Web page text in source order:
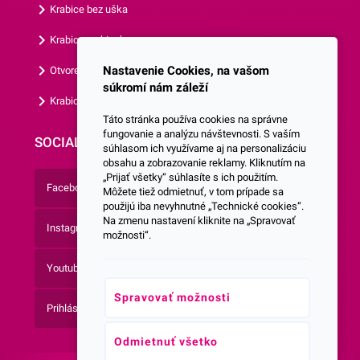
Krabice bez uška
Krabice s okienkom
Otvorená krabica
Krabice s vlastným logom
SOCIALNE SIETE
Facebook
Instagram
Youtube
Prihlásenie do Newsletteru
Nastavenie Cookies, na vašom
súkromí nám záleží
Táto stránka používa cookies na správne
fungovanie a analýzu návštevnosti. S vaším
súhlasom ich využívame aj na personalizáciu
obsahu a zobrazovanie reklamy. Kliknutím na
„Prijať všetky“ súhlasíte s ich použitím.
Môžete tiež odmietnuť, v tom prípade sa
použijú iba nevyhnutné „Technické cookies“.
Na zmenu nastavení kliknite na „Spravovať
možnosti“.
Spravovať možnosti
Odmietnuť všetko